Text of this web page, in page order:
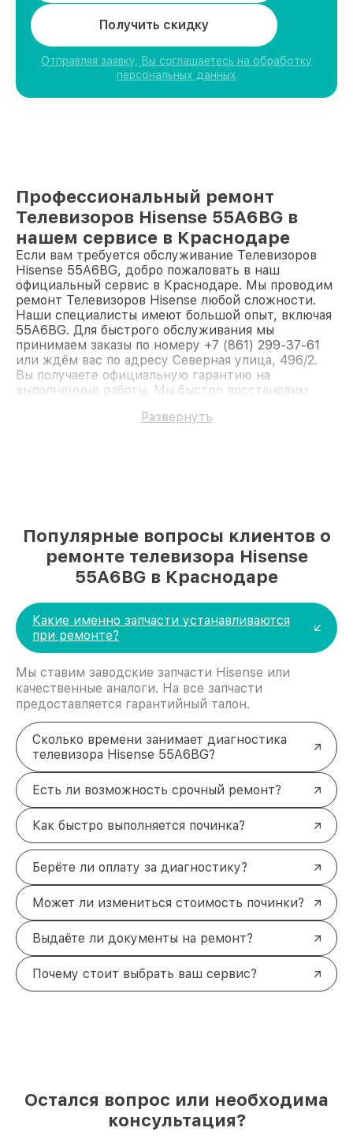
Получить скидку
Отправляя заявку, Вы соглашаетесь на обработку
персональных данных
Профессиональный ремонт
Телевизоров Hisense 55A6BG в
нашем сервисе в Краснодаре
Если вам требуется обслуживание Телевизоров
Hisense 55A6BG, добро пожаловать в наш
официальный сервис в Краснодаре. Мы проводим
ремонт Телевизоров Hisense любой сложности.
Наши специалисты имеют большой опыт, включая
55A6BG. Для быстрого обслуживания мы
принимаем заказы по номеру +7 (861) 299-37-61
или ждём вас по адресу Северная улица, 496/2.
Вы получаете официальную гарантию на
выполненные работы. Мы быстро восстановим
Развернуть
Популярные вопросы клиентов о
ремонте телевизора Hisense
55A6BG в Краснодаре
Какие именно запчасти устанавливаются
при ремонте?
Мы ставим заводские запчасти Hisense или
качественные аналоги. На все запчасти
предоставляется гарантийный талон.
Сколько времени занимает диагностика
телевизора Hisense 55A6BG?
Есть ли возможность срочный ремонт?
Как быстро выполняется починка?
Берёте ли оплату за диагностику?
Может ли измениться стоимость починки?
Выдаёте ли документы на ремонт?
Почему стоит выбрать ваш сервис?
Остался вопрос или необходима
консультация?